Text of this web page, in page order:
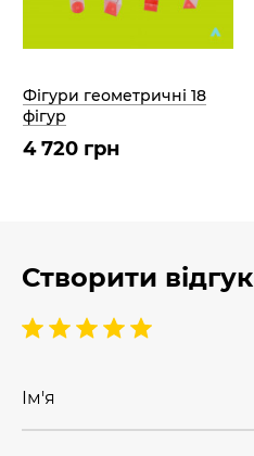
Фігури геометричні 18
фігур
4 720 грн
Створити відгук
Ім'я